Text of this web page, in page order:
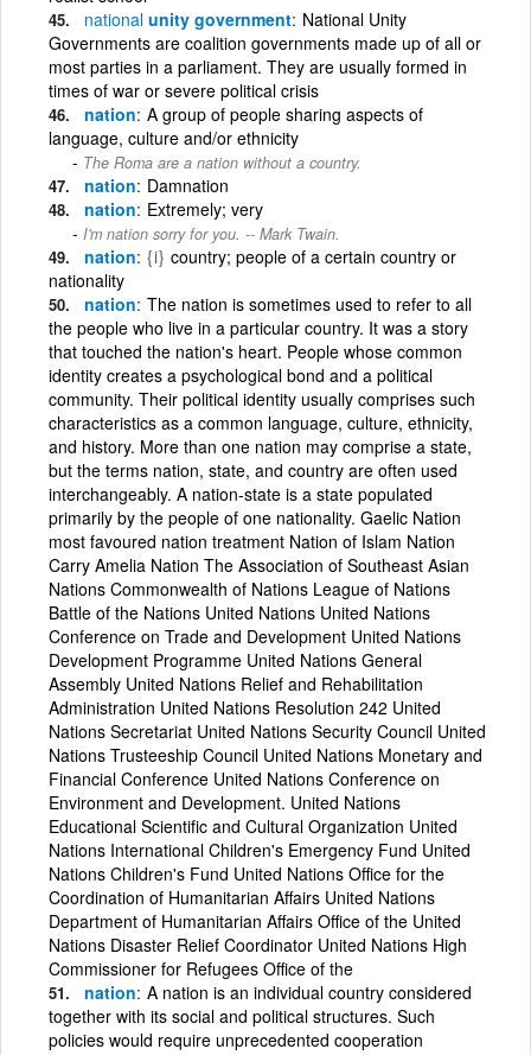
national unity government National Unity
Governments are coalition governments made up of all or
most parties in a parliament. They are usually formed in
times of war or severe political crisis
nation A group of people sharing aspects of
language, culture and/or ethnicity
The Roma are a nation without a country.
nation Damnation
nation Extremely; very
I'm nation sorry for you. -- Mark Twain.
nation {i} country; people of a certain country or
nationality
nation The nation is sometimes used to refer to all
the people who live in a particular country. It was a story
that touched the nation's heart. People whose common
identity creates a psychological bond and a political
community. Their political identity usually comprises such
characteristics as a common language, culture, ethnicity,
and history. More than one nation may comprise a state,
but the terms nation, state, and country are often used
interchangeably. A nation-state is a state populated
primarily by the people of one nationality. Gaelic Nation
most favoured nation treatment Nation of Islam Nation
Carry Amelia Nation The Association of Southeast Asian
Nations Commonwealth of Nations League of Nations
Battle of the Nations United Nations United Nations
Conference on Trade and Development United Nations
Development Programme United Nations General
Assembly United Nations Relief and Rehabilitation
Administration United Nations Resolution 242 United
Nations Secretariat United Nations Security Council United
Nations Trusteeship Council United Nations Monetary and
Financial Conference United Nations Conference on
Environment and Development. United Nations
Educational Scientific and Cultural Organization United
Nations International Children's Emergency Fund United
Nations Children's Fund United Nations Office for the
Coordination of Humanitarian Affairs United Nations
Department of Humanitarian Affairs Office of the United
Nations Disaster Relief Coordinator United Nations High
Commissioner for Refugees Office of the
nation A nation is an individual country considered
together with its social and political structures. Such
policies would require unprecedented cooperation